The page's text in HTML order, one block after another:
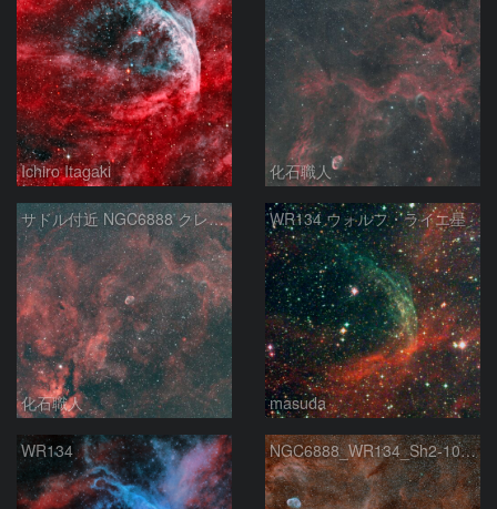
Ichiro Itagaki 化石職人
サドル付近 NGC6888 クレセント星雲 Sh2-101 チューリップ星雲 WR134 はくちょう座
化石職人
WR134 ウォルフ・ライエ星
masuda
WR134 NGC6888_WR134_Sh2-101 周辺